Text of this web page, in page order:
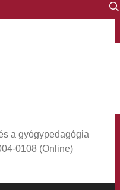
a gyógypedagógia
0108 (Online)